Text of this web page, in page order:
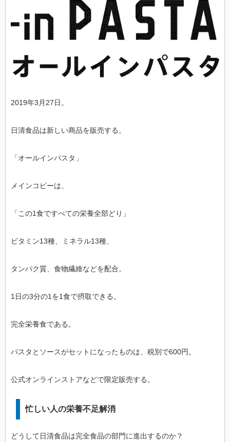
2019年3月27日。
日清食品は新しい商品を販売する。
「オールインパスタ」
メインコピーは、
「この1食ですべての栄養全部どり」
ビタミン13種、ミネラル13種、
タンパク質、食物繊維などを配合。
1日の3分の1を1食で摂取できる。
完全栄養食である。
パスタとソースがセットになったものは、税別で600円。
公式オンラインストアなどで限定販売する。
忙しい人の栄養不足解消
どうして日清食品は完全食品の部門に進出するのか？